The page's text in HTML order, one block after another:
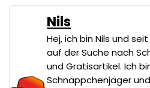
Nils
Hej, ich bin Nils und
auf der Suche nach
und Gratisartikel. Ich
Schnäppchenjäger